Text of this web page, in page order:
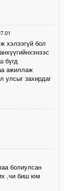
хэлээгүй бол
бүгд
ажиллаж
улсыг захирдаг
болиулсан
,чи биш юм